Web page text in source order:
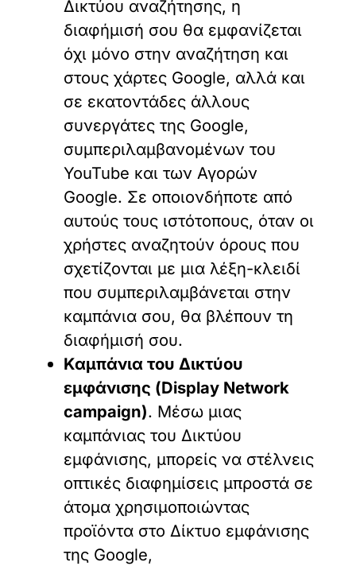
Δικτύου αναζήτησης, η
διαφήμισή σου θα εμφανίζεται
όχι μόνο στην αναζήτηση και
στους χάρτες Google, αλλά και
σε εκατοντάδες άλλους
συνεργάτες της Google,
συμπεριλαμβανομένων του
YouTube και των Αγορών
Google. Σε οποιονδήποτε από
αυτούς τους ιστότοπους, όταν οι
χρήστες αναζητούν όρους που
σχετίζονται με μια λέξη-κλειδί
που συμπεριλαμβάνεται στην
καμπάνια σου, θα βλέπουν τη
διαφήμισή σου.
Καμπάνια του Δικτύου
εμφάνισης (Display Network
campaign). Μέσω μιας
καμπάνιας του Δικτύου
εμφάνισης, μπορείς να στέλνεις
οπτικές διαφημίσεις μπροστά σε
άτομα χρησιμοποιώντας
προϊόντα στο Δίκτυο εμφάνισης
της Google,